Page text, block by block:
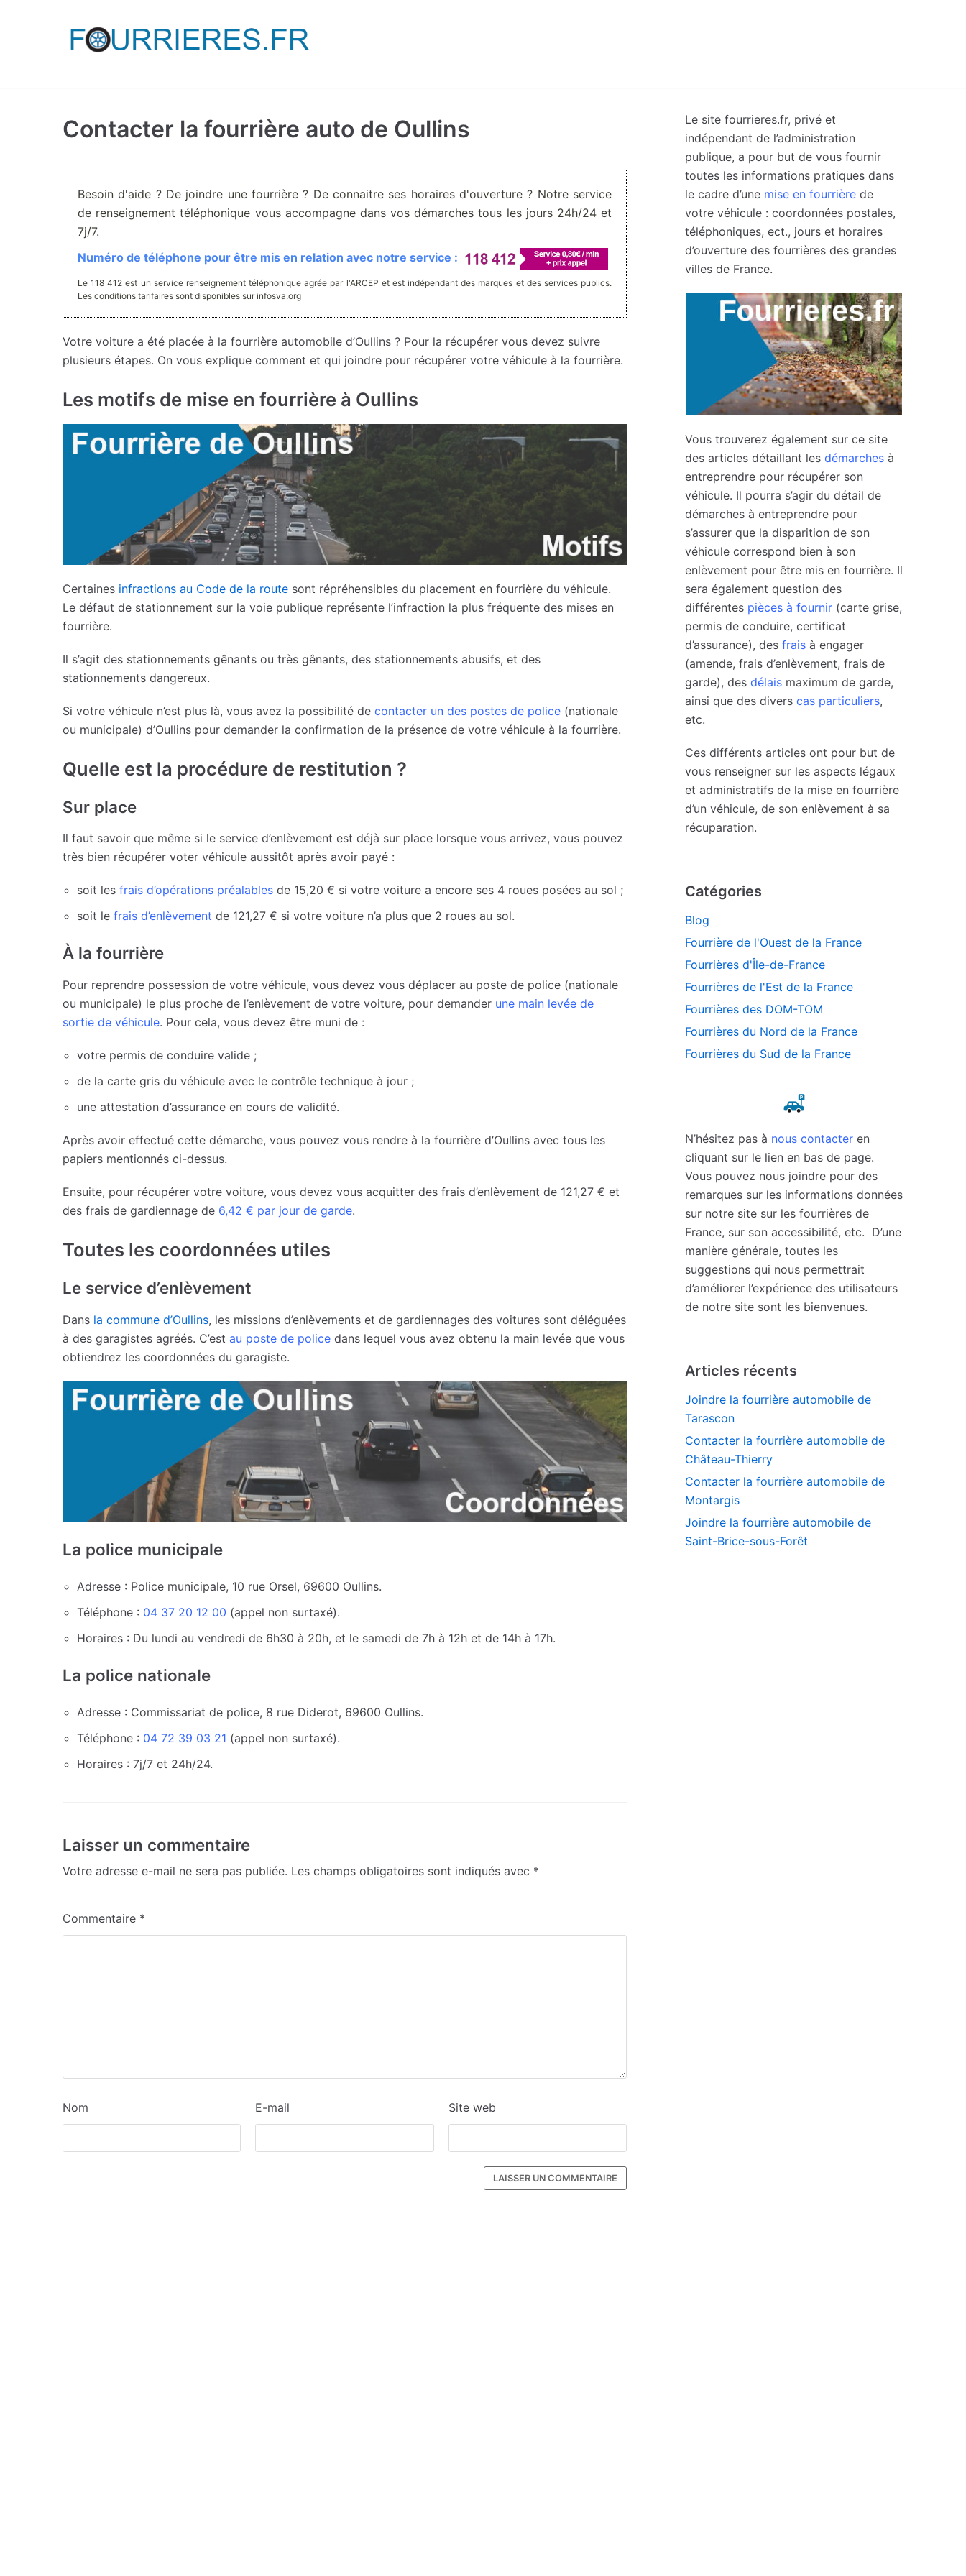
Contacter la fourrière auto de Oullins
Besoin d'aide ? De joindre une fourrière ? De connaitre ses horaires d'ouverture ? Notre service
de renseignement téléphonique vous accompagne dans vos démarches tous les jours 24h/24 et
7j/7.
Numéro de téléphone pour être mis en relation avec notre service :
Le 118 412 est un service renseignement téléphonique agrée par l'ARCEP et est indépendant des marques et des services publics.
Les conditions tarifaires sont disponibles sur infosva.org
Votre voiture a été placée à la fourrière automobile d’Oullins ? Pour la récupérer vous devez suivre
plusieurs étapes. On vous explique comment et qui joindre pour récupérer votre véhicule à la fourrière.
Les motifs de mise en fourrière à Oullins
Certaines infractions au Code de la route sont répréhensibles du placement en fourrière du véhicule.
Le défaut de stationnement sur la voie publique représente l’infraction la plus fréquente des mises en
fourrière.
Il s’agit des stationnements gênants ou très gênants, des stationnements abusifs, et des
stationnements dangereux.
Si votre véhicule n’est plus là, vous avez la possibilité de contacter un des postes de police (nationale
ou municipale) d’Oullins pour demander la confirmation de la présence de votre véhicule à la fourrière.
Quelle est la procédure de restitution ?
Sur place
Il faut savoir que même si le service d’enlèvement est déjà sur place lorsque vous arrivez, vous pouvez
très bien récupérer voter véhicule aussitôt après avoir payé :
soit les frais d’opérations préalables de 15,20 € si votre voiture a encore ses 4 roues posées au sol ;
soit le frais d’enlèvement de 121,27 € si votre voiture n’a plus que 2 roues au sol.
À la fourrière
Pour reprendre possession de votre véhicule, vous devez vous déplacer au poste de police (nationale
ou municipale) le plus proche de l’enlèvement de votre voiture, pour demander une main levée de
sortie de véhicule. Pour cela, vous devez être muni de :
votre permis de conduire valide ;
de la carte gris du véhicule avec le contrôle technique à jour ;
une attestation d’assurance en cours de validité.
Après avoir effectué cette démarche, vous pouvez vous rendre à la fourrière d’Oullins avec tous les
papiers mentionnés ci-dessus.
Ensuite, pour récupérer votre voiture, vous devez vous acquitter des frais d’enlèvement de 121,27 € et
des frais de gardiennage de 6,42 € par jour de garde.
Toutes les coordonnées utiles
Le service d’enlèvement
Dans la commune d’Oullins, les missions d’enlèvements et de gardiennages des voitures sont déléguées
à des garagistes agréés. C’est au poste de police dans lequel vous avez obtenu la main levée que vous
obtiendrez les coordonnées du garagiste.
La police municipale
Adresse : Police municipale, 10 rue Orsel, 69600 Oullins.
Téléphone : 04 37 20 12 00 (appel non surtaxé).
Horaires : Du lundi au vendredi de 6h30 à 20h, et le samedi de 7h à 12h et de 14h à 17h.
La police nationale
Adresse : Commissariat de police, 8 rue Diderot, 69600 Oullins.
Téléphone : 04 72 39 03 21 (appel non surtaxé).
Horaires : 7j/7 et 24h/24.
Laisser un commentaire
Votre adresse e-mail ne sera pas publiée. Les champs obligatoires sont indiqués avec *
Commentaire *
Nom E-mail Site web
Le site fourrieres.fr, privé et
indépendant de l’administration
publique, a pour but de vous fournir
toutes les informations pratiques dans
le cadre d’une mise en fourrière de
votre véhicule : coordonnées postales,
téléphoniques, ect., jours et horaires
d’ouverture des fourrières des grandes
villes de France.
Vous trouverez également sur ce site
des articles détaillant les démarches à
entreprendre pour récupérer son
véhicule. Il pourra s’agir du détail de
démarches à entreprendre pour
s’assurer que la disparition de son
véhicule correspond bien à son
enlèvement pour être mis en fourrière. Il
sera également question des
différentes pièces à fournir (carte grise,
permis de conduire, certificat
d’assurance), des frais à engager
(amende, frais d’enlèvement, frais de
garde), des délais maximum de garde,
ainsi que des divers cas particuliers,
etc.
Ces différents articles ont pour but de
vous renseigner sur les aspects légaux
et administratifs de la mise en fourrière
d’un véhicule, de son enlèvement à sa
récuparation.
Catégories
Blog
Fourrière de l'Ouest de la France
Fourrières d'Île-de-France
Fourrières de l'Est de la France
Fourrières des DOM-TOM
Fourrières du Nord de la France
Fourrières du Sud de la France
N’hésitez pas à nous contacter en
cliquant sur le lien en bas de page.
Vous pouvez nous joindre pour des
remarques sur les informations données
sur notre site sur les fourrières de
France, sur son accessibilité, etc. D’une
manière générale, toutes les
suggestions qui nous permettrait
d’améliorer l’expérience des utilisateurs
de notre site sont les bienvenues.
Articles récents
Joindre la fourrière automobile de
Tarascon
Contacter la fourrière automobile de
Château-Thierry
Contacter la fourrière automobile de
Montargis
Joindre la fourrière automobile de
Saint-Brice-sous-Forêt